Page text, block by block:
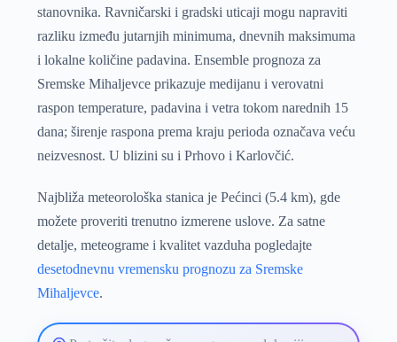
stanovnika. Ravničarski i gradski uticaji mogu napraviti
razliku između jutarnjih minimuma, dnevnih maksimuma
i lokalne količine padavina. Ensemble prognoza za
Sremske Mihaljevce prikazuje medijanu i verovatni
raspon temperature, padavina i vetra tokom narednih 15
dana; širenje raspona prema kraju perioda označava veću
neizvesnost. U blizini su i Prhovo i Karlovčić.
Najbliža meteorološka stanica je Pećinci (5.4 km), gde
možete proveriti trenutno izmerene uslove. Za satne
detalje, meteograme i kvalitet vazduha pogledajte
desetodnevnu vremensku prognozu za Sremske
Mihaljevce.